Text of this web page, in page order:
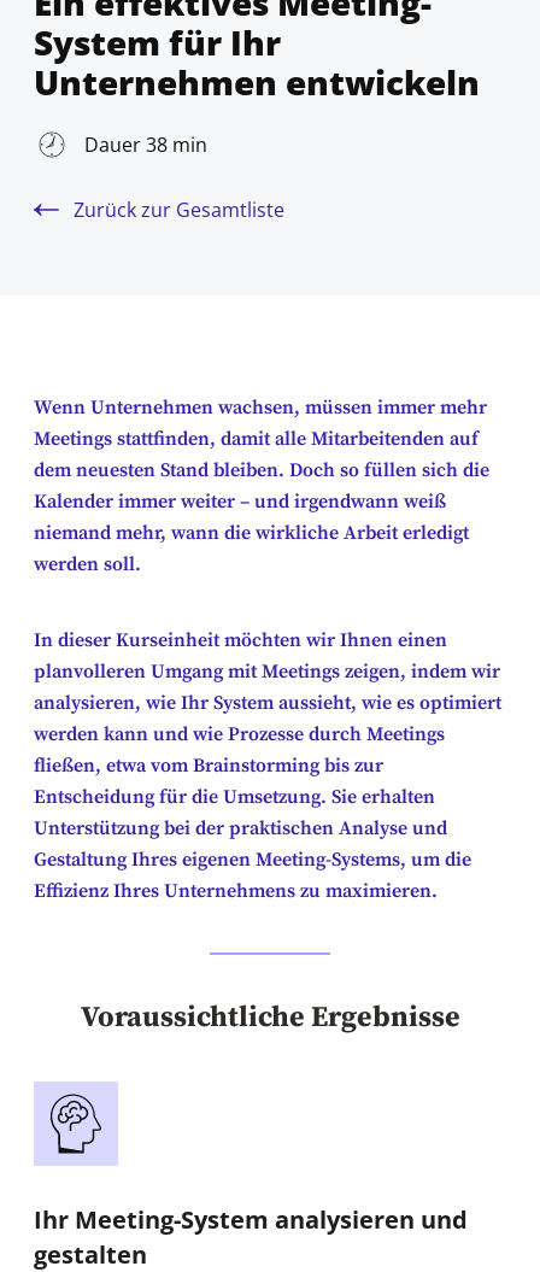
System für Ihr
Unternehmen entwickeln
Dauer 38 min
Zurück zur Gesamtliste
Wenn Unternehmen wachsen, müssen immer mehr
Meetings stattfinden, damit alle Mitarbeitenden auf
dem neuesten Stand bleiben. Doch so füllen sich die
Kalender immer weiter – und irgendwann weiß
niemand mehr, wann die wirkliche Arbeit erledigt
werden soll.
In dieser Kurseinheit möchten wir Ihnen einen
planvolleren Umgang mit Meetings zeigen, indem wir
analysieren, wie Ihr System aussieht, wie es optimiert
werden kann und wie Prozesse durch Meetings
fließen, etwa vom Brainstorming bis zur
Entscheidung für die Umsetzung. Sie erhalten
Unterstützung bei der praktischen Analyse und
Gestaltung Ihres eigenen Meeting-Systems, um die
Effizienz Ihres Unternehmens zu maximieren.
Voraussichtliche Ergebnisse
Ihr Meeting-System analysieren und
gestalten